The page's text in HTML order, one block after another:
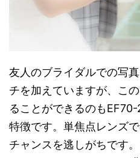
友人のブライダルでの写
チを加えていますが、こ
ることができるのも
特徴です。単焦点レンズ
チャンスを逃しがちです